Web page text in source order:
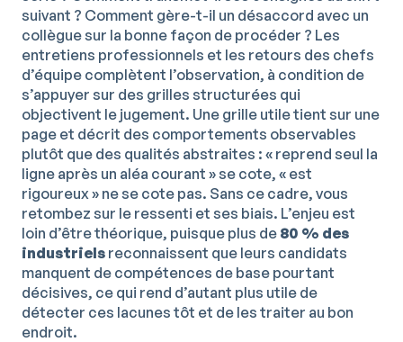
suivant ? Comment gère-t-il un désaccord avec un
collègue sur la bonne façon de procéder ? Les
entretiens professionnels et les retours des chefs
d’équipe complètent l’observation, à condition de
s’appuyer sur des grilles structurées qui
objectivent le jugement. Une grille utile tient sur une
page et décrit des comportements observables
plutôt que des qualités abstraites : « reprend seul la
ligne après un aléa courant » se cote, « est
rigoureux » ne se cote pas. Sans ce cadre, vous
retombez sur le ressenti et ses biais. L’enjeu est
loin d’être théorique, puisque plus de 80 % des
industriels reconnaissent que leurs candidats
manquent de compétences de base pourtant
décisives, ce qui rend d’autant plus utile de
détecter ces lacunes tôt et de les traiter au bon
endroit.